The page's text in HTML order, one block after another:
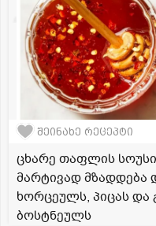
შეინახე რეცეპტი
ცხარე თაფლის
მარტივად მზადდება
ხორცეულს, პიცას
ბოსტნეულს